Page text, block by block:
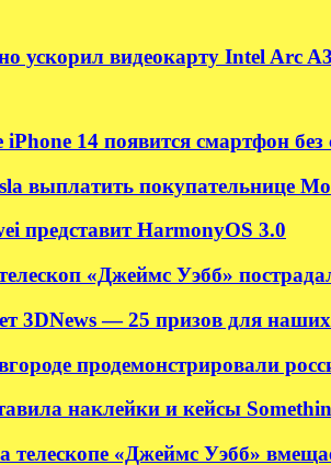
ускорил видеокарту Intel Arc
iPhone 14 появится смартфон
выплатить покупательнице
представит HarmonyOS 3.0
«Джеймс Уэбб»
3DNews — 25 призов для
продемонстрировали
наклейки и кейсы
телескопе «Джеймс Уэбб»